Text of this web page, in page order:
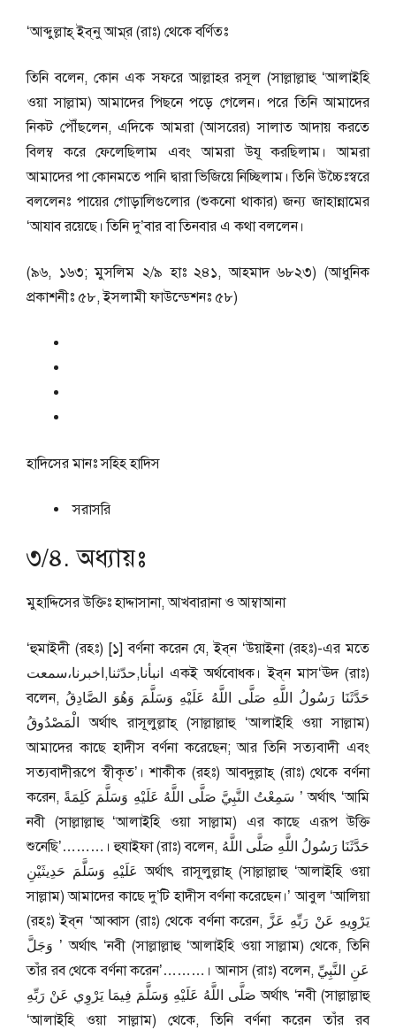
‘আব্দুল্লাহ্‌ ইব্‌নু আম্‌র (রাঃ) থেকে বর্ণিতঃ
তিনি বলেন, কোন এক সফরে আল্লাহর রসূল (সাল্লাল্লাহু ‘আলাইহি
ওয়া সাল্লাম) আমাদের পিছনে পড়ে গেলেন। পরে তিনি আমাদের
নিকট পৌঁছলেন, এদিকে আমরা (আসরের) সালাত আদায় করতে
বিলম্ব করে ফেলেছিলাম এবং আমরা উযূ করছিলাম। আমরা
আমাদের পা কোনমতে পানি দ্বারা ভিজিয়ে নিচ্ছিলাম। তিনি উচ্চৈঃস্বরে
বললেনঃ পায়ের গোড়ালিগুলোর (শুকনো থাকার) জন্য জাহান্নামের
‘আযাব রয়েছে। তিনি দু’বার বা তিনবার এ কথা বললেন।
(৯৬, ১৬৩; মুসলিম ২/৯ হাঃ ২৪১, আহমাদ ৬৮২৩) (আধুনিক
প্রকাশনীঃ ৫৮, ইসলামী ফাউন্ডেশনঃ ৫৮)
হাদিসের মানঃসহিহ হাদিস
সরাসরি
৩/৪. অধ্যায়ঃ
মুহাদ্দিসের উক্তিঃ হাদ্দাসানা, আখবারানা ও আম্বাআনা
‘হুমাইদী (রহঃ) [১] বর্ণনা করেন যে, ইব্‌ন ‘উয়াইনা (রহঃ)-এর মতে
انبأنا,حدّثنا,اخبرنا،سمعت একই অর্থবোধক। ইব্‌ন মাস‘ঊদ (রাঃ)
বলেন, حَدَّثَنَا رَسُولُ اللَّهِ صَلَّى اللَّهُ عَلَيْهِ وَسَلَّمَ وَهُوَ الصَّادِقُ
الْمَصْدُوقُ অর্থাৎ রাসূলুল্লাহ্ (সাল্লাল্লাহু ‘আলাইহি ওয়া সাল্লাম)
আমাদের কাছে হাদীস বর্ণনা করেছেন; আর তিনি সত্যবাদী এবং
সত্যবাদীরূপে স্বীকৃত’। শাকীক (রহঃ) আবদুল্লাহ্ (রাঃ) থেকে বর্ণনা
করেন, سَمِعْتُ النَّبِيَّ صَلَّى اللَّهُ عَلَيْهِ وَسَلَّمَ كَلِمَةً ’ অর্থাৎ ‘আমি
নবী (সাল্লাল্লাহু ‘আলাইহি ওয়া সাল্লাম) এর কাছে এরূপ উক্তি
শুনেছি’………। হুযাইফা (রাঃ) বলেন, حَدَّثَنَا رَسُولُ اللَّهِ صَلَّى اللَّهُ
عَلَيْهِ وَسَلَّمَ حَدِيثَيْنِ অর্থাৎ রাসূলুল্লাহ্ (সাল্লাল্লাহু ‘আলাইহি ওয়া
সাল্লাম) আমাদের কাছে দু’টি হাদীস বর্ণনা করেছেন।’ আবুল ‘আলিয়া
(রহঃ) ইব্‌ন ‘আব্বাস (রাঃ) থেকে বর্ণনা করেন, يَرْوِيهِ عَنْ رَبِّهِ عَزَّ
وَجَلَّ ’ অর্থাৎ ‘নবী (সাল্লাল্লাহু ‘আলাইহি ওয়া সাল্লাম) থেকে, তিনি
তাঁর রব থেকে বর্ণনা করেন’………। আনাস (রাঃ) বলেন, عَنِ النَّبِيِّ
صَلَّى اللَّهُ عَلَيْهِ وَسَلَّمَ فِيمَا يَرْوِي عَنْ رَبِّهِ অর্থাৎ ‘নবী (সাল্লাল্লাহু
‘আলাইহি ওয়া সাল্লাম) থেকে, তিনি বর্ণনা করেন তাঁর রব